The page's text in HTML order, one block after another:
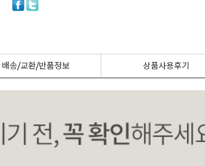
배송/교환/반품정보 상품사용후기